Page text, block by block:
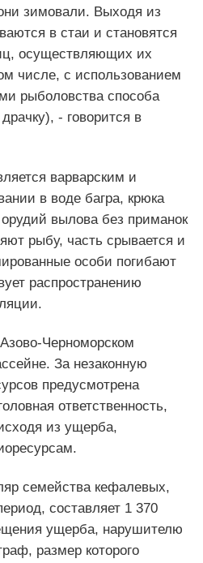
зимовали. Выходя из
в стаи и становятся
осуществляющих их
числе, с использованием
рыболовства способа
- говорится в
варварским и
в воде багра, крюка
вылова без приманок
рыбу, часть срывается и
особи погибают
распространению
Черноморском
За незаконную
предусмотрена
ответственность,
из ущерба,
семейства кефалевых,
составляет 1 370
ущерба, нарушителю
размер которого